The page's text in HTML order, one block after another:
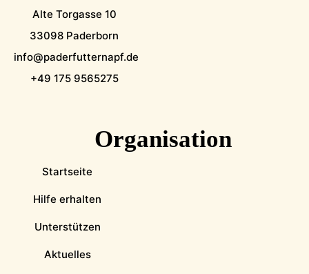
Alte Torgasse 10
33098 Paderborn
info@paderfutternapf.de
+49 175 9565275
Organisation
Startseite
Hilfe erhalten
Unterstützen
Aktuelles